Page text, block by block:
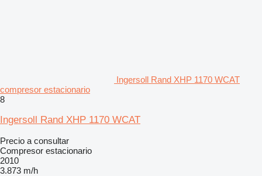
Ingersoll Rand XHP 1170 WCAT
compresor estacionario
8
Ingersoll Rand XHP 1170 WCAT
Precio a consultar
Compresor estacionario
2010
3.873 m/h